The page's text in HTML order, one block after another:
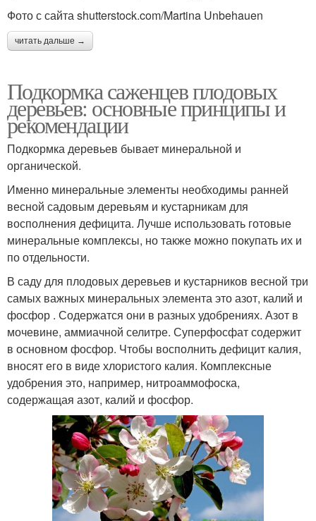
Фото с сайта shutterstock.com/Martina Unbehauen
читать дальше →
Подкормка саженцев плодовых
деревьев: основные принципы и
рекомендации
Подкормка деревьев бывает минеральной и
органической.
Именно минеральные элементы необходимы ранней
весной садовым деревьям и кустарникам для
восполнения дефицита. Лучше использовать готовые
минеральные комплексы, но также можно покупать их и
по отдельности.
В саду для плодовых деревьев и кустарников весной три
самых важных минеральных элемента это азот, калий и
фосфор . Содержатся они в разных удобрениях. Азот в
мочевине, аммиачной селитре. Суперфосфат содержит
в основном фосфор. Чтобы восполнить дефицит калия,
вносят его в виде хлористого калия. Комплексные
удобрения это, например, нитроаммофоска,
содержащая азот, калий и фосфор.